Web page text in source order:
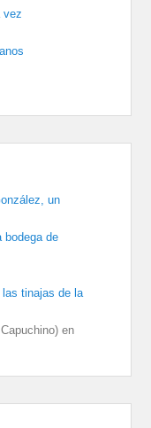
vez
un
bodega de
las tinajas de la
en